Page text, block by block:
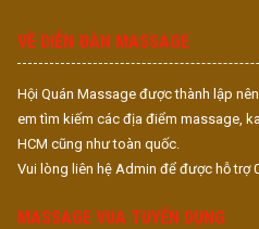
VỀ DIỄN ĐÀN MASSAGE
Hội Quán Massage được thành lập
em tìm kiếm các địa điểm massage,
HCM cũng như toàn quốc.
Vui lòng liên hệ Admin để được hỗ trợ
MASSAGE VUA TUYỂN DỤNG